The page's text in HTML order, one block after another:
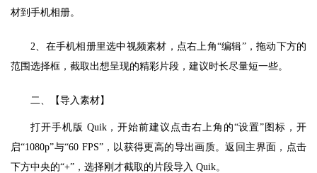
材到手机相册。
2、在手机相册里选中视频素材，点右上角“编辑”，拖动下方的
范围选择框，截取出想呈现的精彩片段，建议时长尽量短一些。
二、【导入素材】
打开手机版 Quik，开始前建议点击右上角的“设置”图标，开
启“1080p”与“60 FPS”，以获得更高的导出画质。返回主界面，点击
下方中央的“+”，选择刚才截取的片段导入 Quik。